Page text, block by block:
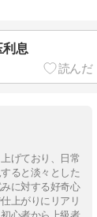
利息
げており、日常
ると淡々とした
に対する好奇心
上がりにリアリ